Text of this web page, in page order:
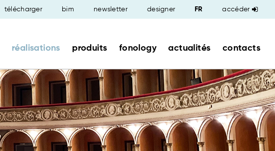
télécharger bim newsletter designer accéder
réalisations produits fonology actualités contacts